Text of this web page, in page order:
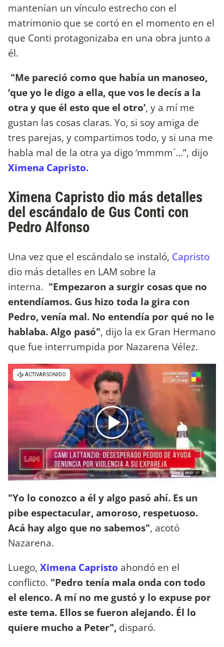
mantenían un vínculo estrecho con el
matrimonio que se cortó en el momento en el
que Conti protagonizaba en una obra junto a
él.
"Me pareció como que había un manoseo,
‘que yo le digo a ella, que vos le decís a la
otra y que él esto que el otro’, y a mí me
gustan las cosas claras. Yo, si soy amiga de
tres parejas, y compartimos todo, y si una me
habla mal de la otra ya digo ‘mmmm´…”, dijo
Ximena Capristo.
Ximena Capristo dio más detalles
del escándalo de Gus Conti con
Pedro Alfonso
Una vez que el escándalo se instaló, Capristo
dio más detalles en LAM sobre la
interna. "Empezaron a surgir cosas que no
entendíamos. Gus hizo toda la gira con
Pedro, venía mal. No entendía por qué no le
hablaba. Algo pasó", dijo la ex Gran Hermano
que fue interrumpida por Nazarena Vélez.
"Yo lo conozco a él y algo pasó ahí. Es un
pibe espectacular, amoroso, respetuoso.
Acá hay algo que no sabemos", acotó
Nazarena.
Luego, Ximena Capristo ahondó en el
conflicto. "Pedro tenía mala onda con todo
el elenco. A mí no me gustó y lo expuse por
este tema. Ellos se fueron alejando. Él lo
quiere mucho a Peter", disparó.